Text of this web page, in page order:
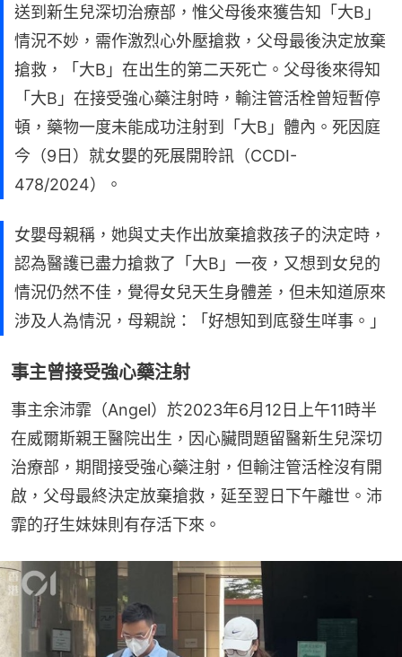
送到新生兒深切治療部，惟父母後來獲告知「大B」
情況不妙，需作激烈心外壓搶救，父母最後決定放棄
搶救，「大B」在出生的第二天死亡。父母後來得知
「大B」在接受強心藥注射時，輸注管活栓曾短暫停
頓，藥物一度未能成功注射到「大B」體內。死因庭
今（9日）就女嬰的死展開聆訊（CCDI-
478/2024）。
女嬰母親稱，她與丈夫作出放棄搶救孩子的決定時，
認為醫護已盡力搶救了「大B」一夜，又想到女兒的
情況仍然不佳，覺得女兒天生身體差，但未知道原來
涉及人為情況，母親說：「好想知到底發生咩事。」
事主曾接受強心藥注射
事主余沛霏（Angel）於2023年6月12日上午11時半
在威爾斯親王醫院出生，因心臟問題留醫新生兒深切
治療部，期間接受強心藥注射，但輸注管活栓沒有開
啟，父母最終決定放棄搶救，延至翌日下午離世。沛
霏的孖生妹妹則有存活下來。